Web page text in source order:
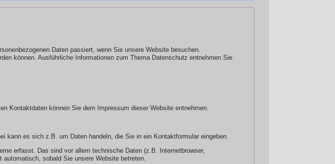
Daten passiert, wenn Sie unsere Website besuchen.
können. Ausführliche Informationen zum Thema Datenschutz entnehmen Sie
Kontaktdaten können Sie dem Impressum dieser Website entnehmen.
kann es sich z.B. um Daten handeln, die Sie in ein Kontaktformular eingeben.
erfasst. Das sind vor allem technische Daten (z.B. Internetbrowser,
sobald Sie unsere Website betreten.